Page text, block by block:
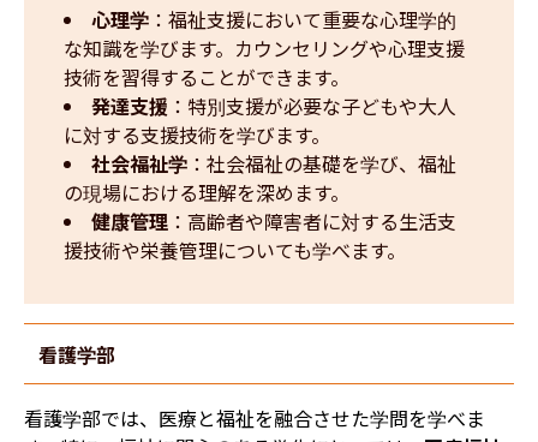
心理学 ：福祉支援において重要な心理学的
な知識を学びます。カウンセリングや心理支援
技術を習得することができます。
発達支援 ：特別支援が必要な子どもや大人
に対する支援技術を学びます。
社会福祉学 ：社会福祉の基礎を学び、福祉
の現場における理解を深めます。
健康管理 ：高齢者や障害者に対する生活支
援技術や栄養管理についても学べます。
看護学部
看護学部では、医療と福祉を融合させた学問を学べま